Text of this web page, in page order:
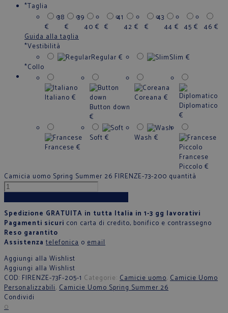
*Taglia
38
€
39
€
40 €
41
€
42 €
43
€
44 € 45 € 46 €
Guida alla taglia
*Vestibilità
Regular € Slim €
*Collo
Italiano €
Button down
€
Coreana €
Diplomatico
€
Francese €
Soft € Wash €
Francese
Piccolo €
Camicia uomo Spring Summer 26 FIRENZE-73-200 quantità
Spedizione GRATUITA in tutta Italia in 1-3 gg lavorativi
Pagamenti sicuri con carta di credito, bonifico e contrassegno
Reso garantito
Assistenza telefonica o email
Aggiungi alla Wishlist
Aggiungi alla Wishlist
COD: FIRENZE-73F-205-1 Categorie: Camicie uomo, Camicie Uomo
Personalizzabili, Camicie Uomo Spring Summer 26
Condividi
0